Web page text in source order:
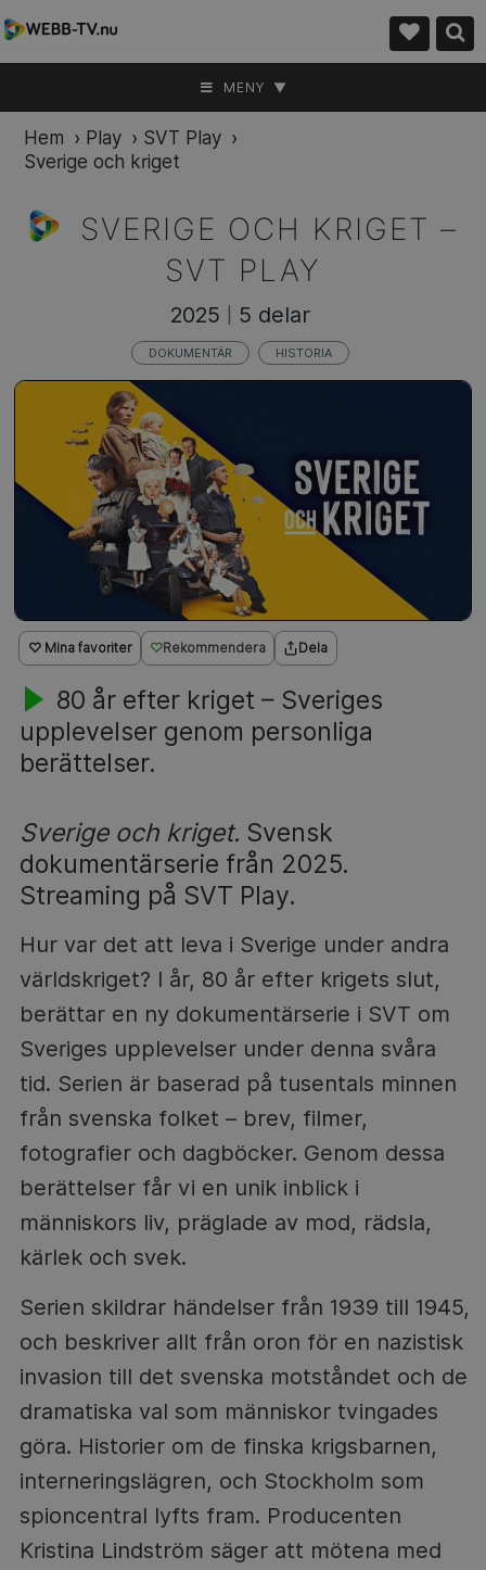
MENY ▼
Hem › Play › SVT Play ›
Sverige och kriget
SVERIGE OCH KRIGET –
SVT PLAY
♡ Mina favoriter Rekommendera Dela
80 år efter kriget – Sveriges
upplevelser genom personliga
berättelser.
Sverige och kriget. Svensk
dokumentärserie från 2025.
Streaming på SVT Play.
Hur var det att leva i Sverige under andra
världskriget? I år, 80 år efter krigets slut,
berättar en ny dokumentärserie i SVT om
Sveriges upplevelser under denna svåra
tid. Serien är baserad på tusentals minnen
från svenska folket – brev, filmer,
fotografier och dagböcker. Genom dessa
berättelser får vi en unik inblick i
människors liv, präglade av mod, rädsla,
kärlek och svek.
Serien skildrar händelser från 1939 till 1945,
och beskriver allt från oron för en nazistisk
invasion till det svenska motståndet och de
dramatiska val som människor tvingades
göra. Historier om de finska krigsbarnen,
interneringslägren, och Stockholm som
spioncentral lyfts fram. Producenten
Kristina Lindström säger att mötena med
2025 5 delar
DOKUMENTÄR HISTORIA